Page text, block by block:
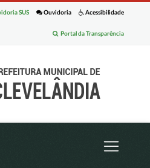
Acessibilidade
Ouvidoria
SUS
Portal da Transparência